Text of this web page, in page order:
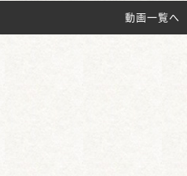
動画一覧へ